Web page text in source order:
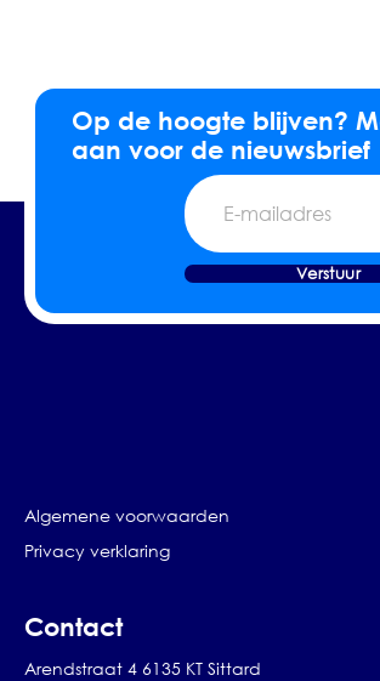
Op de hoogte blijven?
aan voor de nieuwsbrief
E-
mailadres
Verstuur
Algemene voorwaarden
Privacy verklaring
Contact
Arendstraat 4 6135 KT Sittard